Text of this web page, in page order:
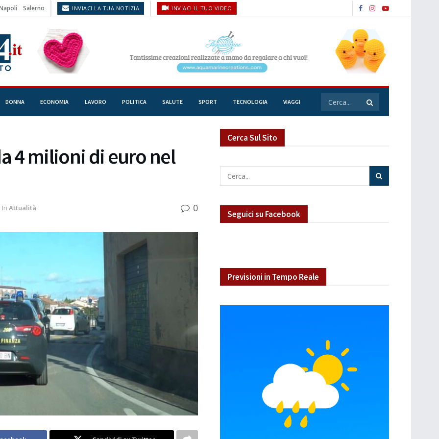
Salerno INVIACI LA TUA NOTIZIA INVIACI IL TUO VIDEO
DONNA ECONOMIA LAVORO POLITICA SALUTE SPORT TECNOLOGIA VIAGGI
4 milioni di euro nel
In Attualità 0
Cerca Sul Sito
Seguici su Facebook
Previsioni in Tempo Reale